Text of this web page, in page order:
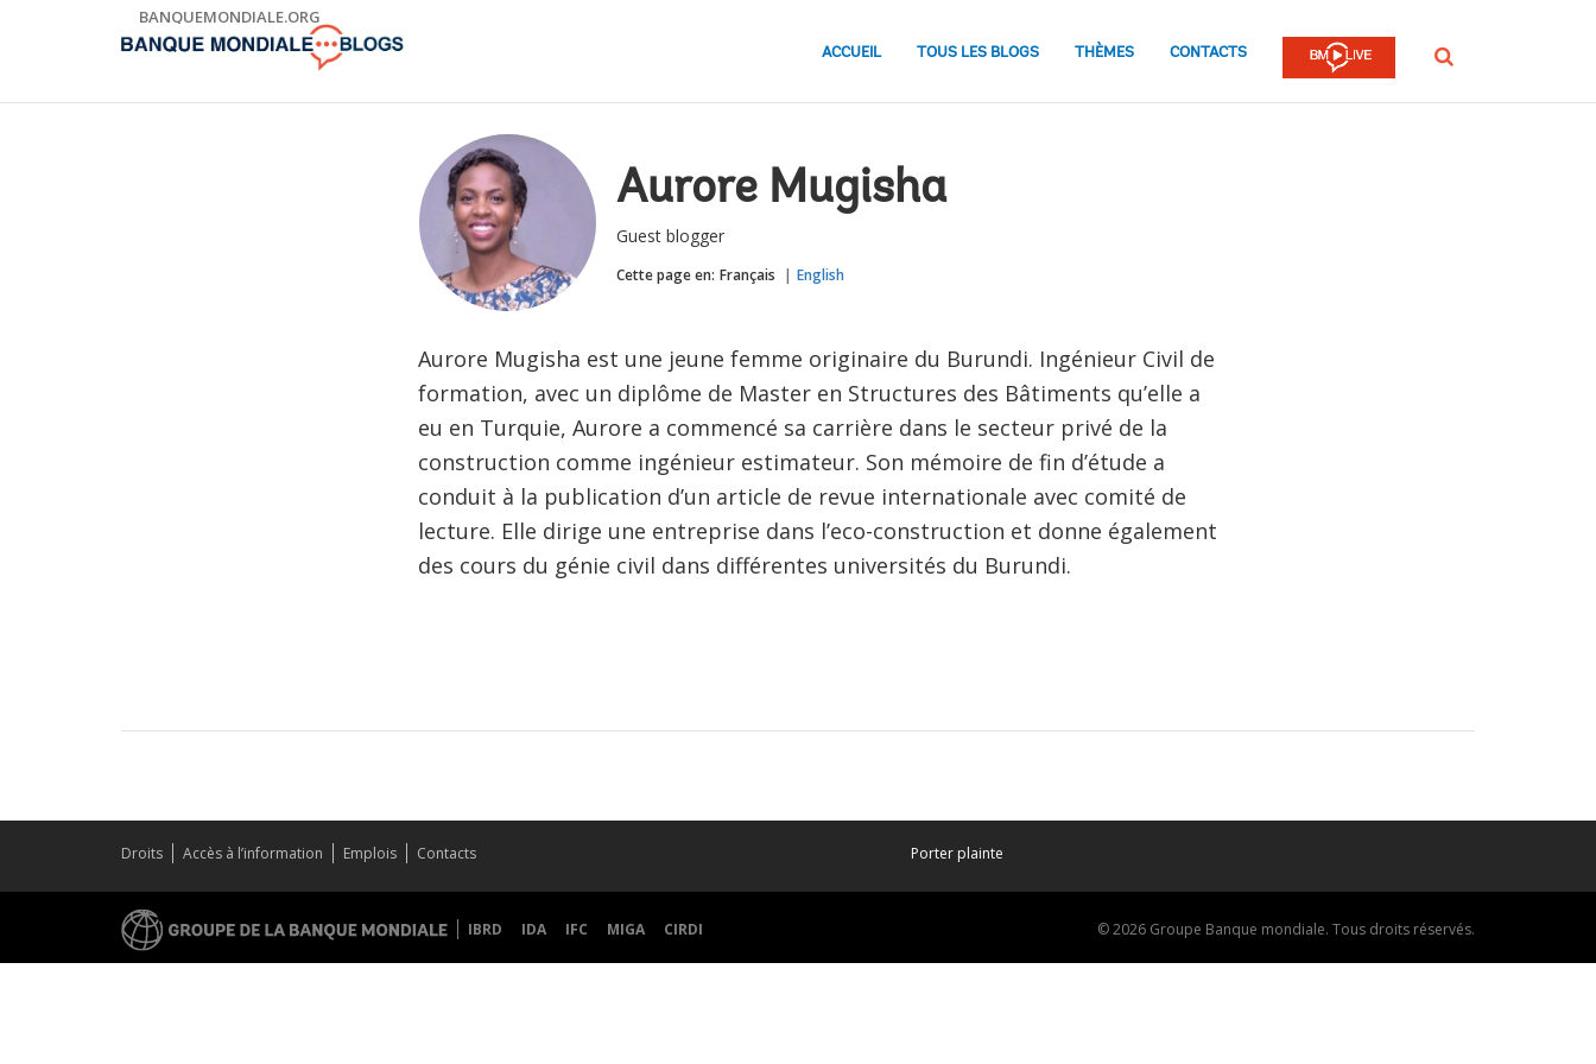
BANQUEMONDIALE.ORG
ACCUEIL TOUS LES BLOGS THÈMES CONTACTS Rechercher
Aurore Mugisha
Guest blogger
Cette page en: Français English
Aurore Mugisha est une jeune femme originaire du Burundi. Ingénieur Civil de
formation, avec un diplôme de Master en Structures des Bâtiments qu’elle a
eu en Turquie, Aurore a commencé sa carrière dans le secteur privé de la
construction comme ingénieur estimateur. Son mémoire de fin d’étude a
conduit à la publication d’un article de revue internationale avec comité de
lecture. Elle dirige une entreprise dans l’eco-construction et donne également
des cours du génie civil dans différentes universités du Burundi.
Droits Accès à l’information Emplois Contacts Porter plainte
IBRD IDA IFC MIGA CIRDI © 2026 Groupe Banque mondiale. Tous droits réservés.